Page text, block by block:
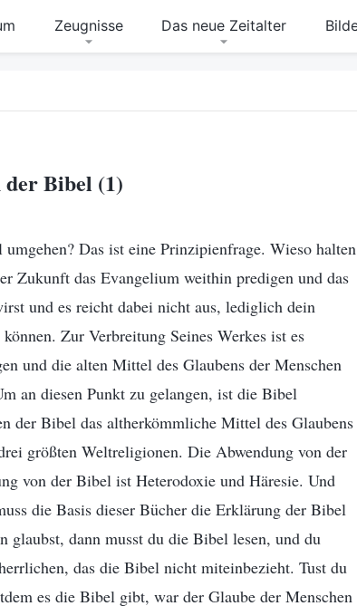
Zeugnisse Das neue Zeitalter
Bibel (1)
Das ist eine Prinzipienfrage. Wieso halten
Zukunft das Evangelium weithin predigen und das
und es reicht dabei nicht aus, lediglich dein
Zur Verbreitung Seines Werkes ist es
und die alten Mittel des Glaubens der Menschen
an diesen Punkt zu gelangen, ist die Bibel
der Bibel das altherkömmliche Mittel des Glaubens
größten Weltreligionen. Die Abwendung von der
von der Bibel ist Heterodoxie und Häresie. Und
die Basis dieser Bücher die Erklärung der Bibel
glaubst, dann musst du die Bibel lesen, und du
das die Bibel nicht miteinbezieht. Tust du
es die Bibel gibt, war der Glaube der Menschen